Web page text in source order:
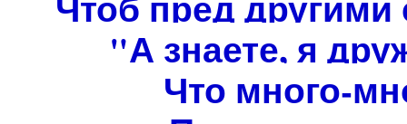
"А знаете, я
Что много-